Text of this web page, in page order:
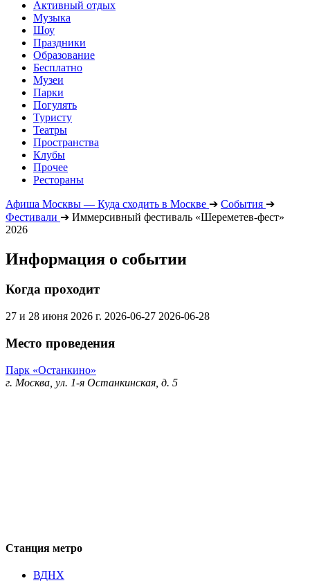
Активный отдых
Музыка
Шоу
Праздники
Образование
Бесплатно
Музеи
Парки
Погулять
Туристу
Театры
Пространства
Клубы
Прочее
Рестораны
Афиша Москвы — Куда сходить в Москве ➔ События ➔
Фестивали ➔ Иммерсивный фестиваль «Шереметев-фест»
2026
Информация о событии
Когда проходит
27 и 28 июня 2026 г. 2026-06-27 2026-06-28
Место проведения
Парк «Останкино»
г. Москва, ул. 1-я Останкинская, д. 5
Станция метро
ВДНХ